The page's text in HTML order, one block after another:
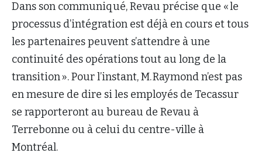
Dans son communiqué, Revau précise que « le
processus d’intégration est déjà en cours et tous
les partenaires peuvent s’attendre à une
continuité des opérations tout au long de la
transition ». Pour l’instant, M. Raymond n’est pas
en mesure de dire si les employés de Tecassur
se rapporteront au bureau de Revau à
Terrebonne ou à celui du centre-ville à
Montréal.